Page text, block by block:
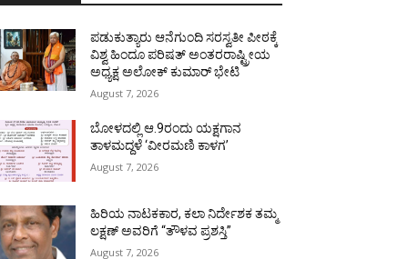
ಪಡುಕುತ್ಯಾರು ಆನೆಗುಂದಿ ಸರಸ್ವತೀ ಪೀಠಕ್ಕೆ
ವಿಶ್ವ ಹಿಂದೂ ಪರಿಷತ್ ಅಂತರರಾಷ್ಟ್ರೀಯ
ಅಧ್ಯಕ್ಷ ಅಲೋಕ್ ಕುಮಾರ್ ಭೇಟಿ
August 7, 2026
ಬೋಳದಲ್ಲಿ ಆ.9ರಂದು ಯಕ್ಷಗಾನ
ತಾಳಮದ್ದಳೆ ‘ವೀರಮಣಿ ಕಾಳಗ’
August 7, 2026
ಹಿರಿಯ ನಾಟಕಕಾರ, ಕಲಾ ನಿರ್ದೇಶಕ ತಮ್ಮ
ಲಕ್ಷಣ್ ಅವರಿಗೆ “ತೌಳವ ಪ್ರಶಸ್ತಿ”
August 7, 2026